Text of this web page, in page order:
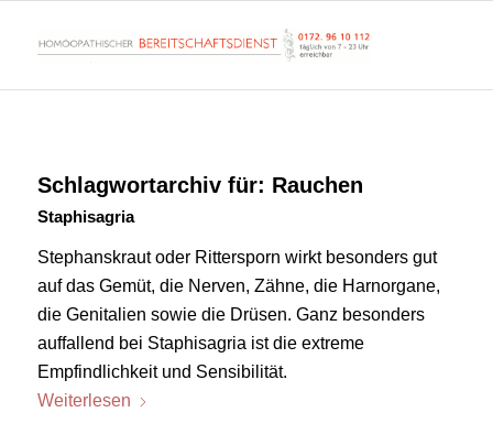
Schlagwortarchiv für: Rauchen
Staphisagria
Stephanskraut oder Rittersporn wirkt besonders gut
auf das Gemüt, die Nerven, Zähne, die Harnorgane,
die Genitalien sowie die Drüsen. Ganz besonders
auffallend bei Staphisagria ist die extreme
Empfindlichkeit und Sensibilität.
Weiterlesen